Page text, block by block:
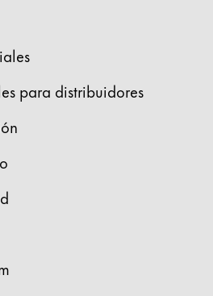
para distribuidores